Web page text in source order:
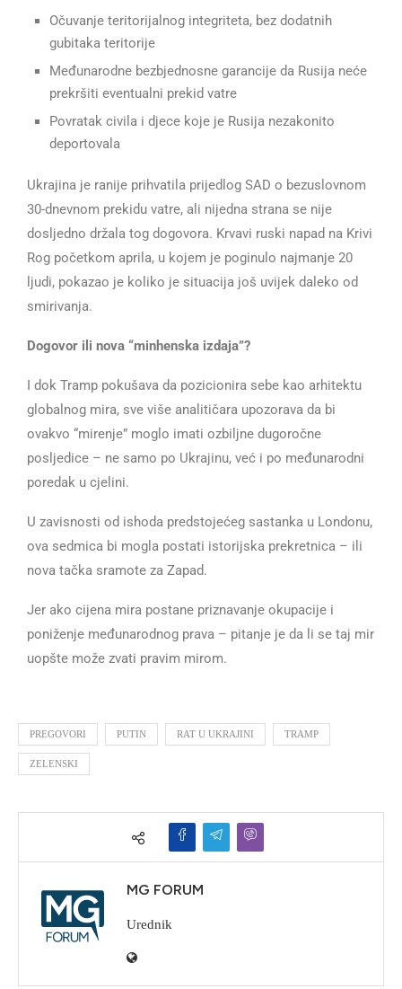
Očuvanje teritorijalnog integriteta, bez dodatnih
gubitaka teritorije
Međunarodne bezbjednosne garancije da Rusija neće
prekršiti eventualni prekid vatre
Povratak civila i djece koje je Rusija nezakonito
deportovala
Ukrajina je ranije prihvatila prijedlog SAD o bezuslovnom
30-dnevnom prekidu vatre, ali nijedna strana se nije
dosljedno držala tog dogovora. Krvavi ruski napad na Krivi
Rog početkom aprila, u kojem je poginulo najmanje 20
ljudi, pokazao je koliko je situacija još uvijek daleko od
smirivanja.
Dogovor ili nova “minhenska izdaja”?
I dok Tramp pokušava da pozicionira sebe kao arhitektu
globalnog mira, sve više analitičara upozorava da bi
ovakvo “mirenje” moglo imati ozbiljne dugoročne
posljedice – ne samo po Ukrajinu, već i po međunarodni
poredak u cjelini.
U zavisnosti od ishoda predstojećeg sastanka u Londonu,
ova sedmica bi mogla postati istorijska prekretnica – ili
nova tačka sramote za Zapad.
Jer ako cijena mira postane priznavanje okupacije i
poniženje međunarodnog prava – pitanje je da li se taj mir
uopšte može zvati pravim mirom.
PREGOVORI PUTIN RAT U UKRAJINI TRAMP
ZELENSKI
MG FORUM
Urednik